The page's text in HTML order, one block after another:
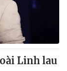
Linh lau